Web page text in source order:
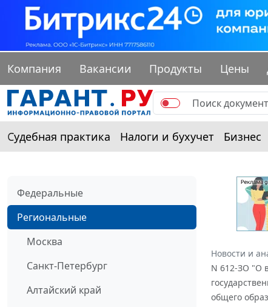
Компания Вакансии Продукты Цены
Судебная практика Налоги и бухучет Бизнес
Федеральные
Региональные
Москва
Санкт-Петербург
Алтайский край
Новости и
N 612-ЗО "О
общего